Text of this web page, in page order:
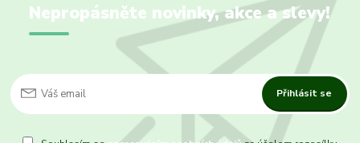
Nepropásněte novinky, akce a slevy!
Přihlásit se